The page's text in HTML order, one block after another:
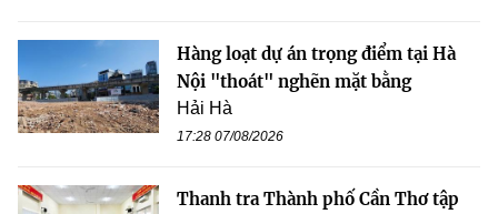
Hàng loạt dự án trọng điểm tại Hà
Nội "thoát" nghẽn mặt bằng
Hải Hà
17:28 07/08/2026
Thanh tra Thành phố Cần Thơ tập